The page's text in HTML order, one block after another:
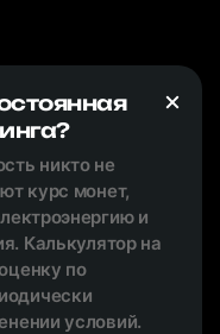
никто не
курс монет,
и
Калькулятор на
по
условий.